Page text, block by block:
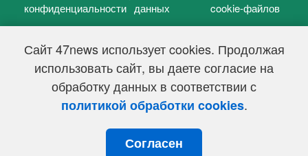
Сайт 47news использует cookies. Продолжая
использовать сайт, вы даете согласие на
обработку данных в соответствии с
политикой обработки cookies.
Согласен
конфиденциальности данных
cookie-файлов
47 новостей (47 news)2005 — 2026 г.
Свидетельство о регистрации СМИ Эл № ФС 77-39848, выдано
Федеральной службой по надзору в сфере связи,
информационных технологий и массовых коммуникаций